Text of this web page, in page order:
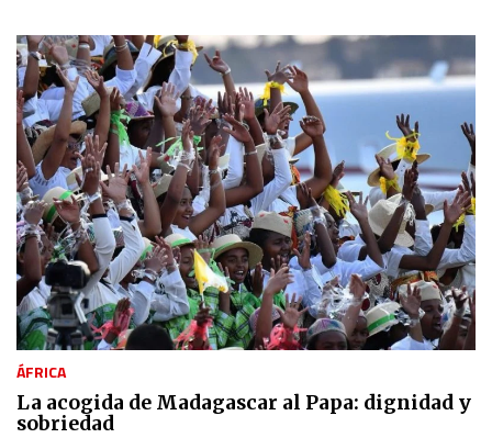
ÁFRICA
La acogida de Madagascar al Papa: dignidad y
sobriedad